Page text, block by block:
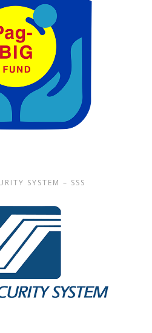
SYSTEM – SSS